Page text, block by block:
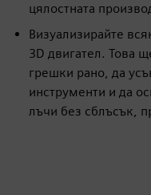
цялостната
Визуализирайте
3D двигател. Това
грешки рано, да
инструменти и да
лъчи без сблъсък,